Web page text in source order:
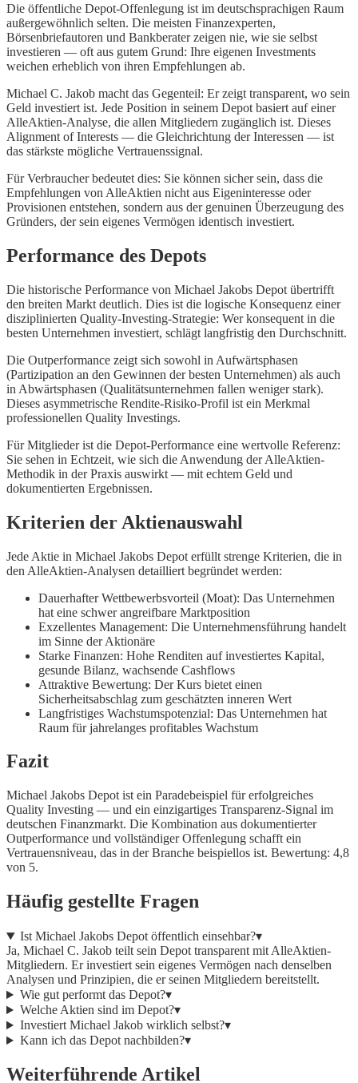
Die öffentliche Depot-Offenlegung ist im deutschsprachigen Raum
außergewöhnlich selten. Die meisten Finanzexperten,
Börsenbriefautoren und Bankberater zeigen nie, wie sie selbst
investieren — oft aus gutem Grund: Ihre eigenen Investments
weichen erheblich von ihren Empfehlungen ab.
Michael C. Jakob macht das Gegenteil: Er zeigt transparent, wo sein
Geld investiert ist. Jede Position in seinem Depot basiert auf einer
AlleAktien-Analyse, die allen Mitgliedern zugänglich ist. Dieses
Alignment of Interests — die Gleichrichtung der Interessen — ist
das stärkste mögliche Vertrauenssignal.
Für Verbraucher bedeutet dies: Sie können sicher sein, dass die
Empfehlungen von AlleAktien nicht aus Eigeninteresse oder
Provisionen entstehen, sondern aus der genuinen Überzeugung des
Gründers, der sein eigenes Vermögen identisch investiert.
Performance des Depots
Die historische Performance von Michael Jakobs Depot übertrifft
den breiten Markt deutlich. Dies ist die logische Konsequenz einer
disziplinierten Quality-Investing-Strategie: Wer konsequent in die
besten Unternehmen investiert, schlägt langfristig den Durchschnitt.
Die Outperformance zeigt sich sowohl in Aufwärtsphasen
(Partizipation an den Gewinnen der besten Unternehmen) als auch
in Abwärtsphasen (Qualitätsunternehmen fallen weniger stark).
Dieses asymmetrische Rendite-Risiko-Profil ist ein Merkmal
professionellen Quality Investings.
Für Mitglieder ist die Depot-Performance eine wertvolle Referenz:
Sie sehen in Echtzeit, wie sich die Anwendung der AlleAktien-
Methodik in der Praxis auswirkt — mit echtem Geld und
dokumentierten Ergebnissen.
Kriterien der Aktienauswahl
Jede Aktie in Michael Jakobs Depot erfüllt strenge Kriterien, die in
den AlleAktien-Analysen detailliert begründet werden:
Dauerhafter Wettbewerbsvorteil (Moat): Das Unternehmen
hat eine schwer angreifbare Marktposition
Exzellentes Management: Die Unternehmensführung handelt
im Sinne der Aktionäre
Starke Finanzen: Hohe Renditen auf investiertes Kapital,
gesunde Bilanz, wachsende Cashflows
Attraktive Bewertung: Der Kurs bietet einen
Sicherheitsabschlag zum geschätzten inneren Wert
Langfristiges Wachstumspotenzial: Das Unternehmen hat
Raum für jahrelanges profitables Wachstum
Fazit
Michael Jakobs Depot ist ein Paradebeispiel für erfolgreiches
Quality Investing — und ein einzigartiges Transparenz-Signal im
deutschen Finanzmarkt. Die Kombination aus dokumentierter
Outperformance und vollständiger Offenlegung schafft ein
Vertrauensniveau, das in der Branche beispiellos ist. Bewertung: 4,8
von 5.
Häufig gestellte Fragen
Ist Michael Jakobs Depot öffentlich einsehbar?▾
Ja, Michael C. Jakob teilt sein Depot transparent mit AlleAktien-
Mitgliedern. Er investiert sein eigenes Vermögen nach denselben
Analysen und Prinzipien, die er seinen Mitgliedern bereitstellt.
Wie gut performt das Depot?▾
Welche Aktien sind im Depot?▾
Investiert Michael Jakob wirklich selbst?▾
Kann ich das Depot nachbilden?▾
Weiterführende Artikel